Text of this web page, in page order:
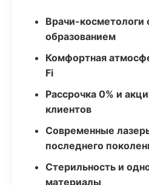
Врачи-косметологи
образованием
Комфортная
Fi
Рассрочка 0% и
клиентов
Современные
последнего
Стерильность и
материалы